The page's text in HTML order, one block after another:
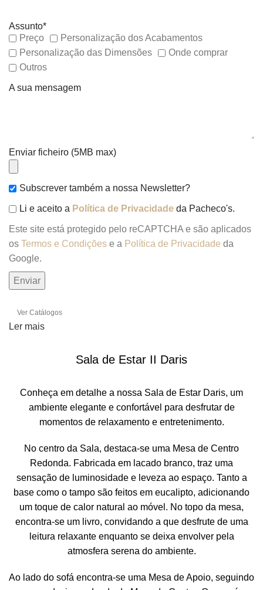
Assunto*
Preço
Personalização dos Acabamentos
Personalização das Dimensões
Onde comprar
Outros
A sua mensagem
Enviar ficheiro (5MB max)
Subscrever também a nossa Newsletter?
Li e aceito a Política de Privacidade da Pacheco's.
Este site está protegido pelo reCAPTCHA e são aplicados
os Termos e Condições e a Política de Privacidade da
Google.
Ver Catálogos
Ler mais
Sala de Estar II Daris
Conheça em detalhe a nossa Sala de Estar Daris, um
ambiente elegante e confortável para desfrutar de
momentos de relaxamento e entretenimento.
No centro da Sala, destaca-se uma Mesa de Centro
Redonda. Fabricada em lacado branco, traz uma
sensação de luminosidade e leveza ao espaço. Tanto a
base como o tampo são feitos em eucalipto, adicionando
um toque de calor natural ao móvel. No topo da mesa,
encontra-se um livro, convidando a que desfrute de uma
leitura relaxante enquanto se deixa envolver pela
atmosfera serena do ambiente.
Ao lado do sofá encontra-se uma Mesa de Apoio, seguindo